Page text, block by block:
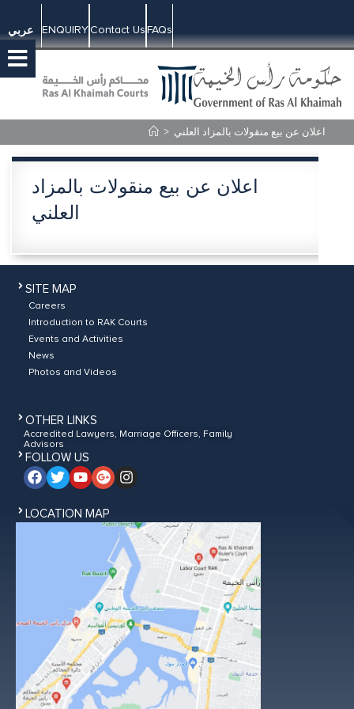
عربي ENQUIRYContact UsFAQs
> اعلان عن بيع منقولات بالمزاد العلني
اعلان عن بيع منقولات بالمزاد
العلني
SITE MAP
Careers
Introduction to RAK Courts
Events and Activities
News
Photos and Videos
OTHER LINKS
Accredited Lawyers, Marriage Officers, Family
Advisors
FOLLOW US
LOCATION MAP